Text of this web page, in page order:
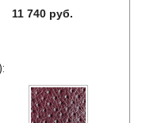
11 740 руб.